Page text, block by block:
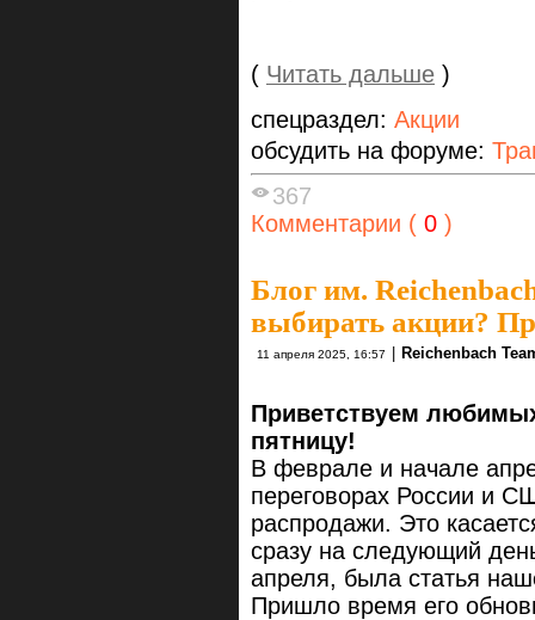
( Читать дальше )
спецраздел: Акции
обсудить на форуме:
367
Комментарии ( 0 )
Блог им.
выбирать акции?
11 апреля 2025, 16:57 Reichenbach
Приветствуем
пятницу!
В феврале и начале
переговорах России и
распродажи. Это
сразу на следующий
апреля, была статья
Пришло время его